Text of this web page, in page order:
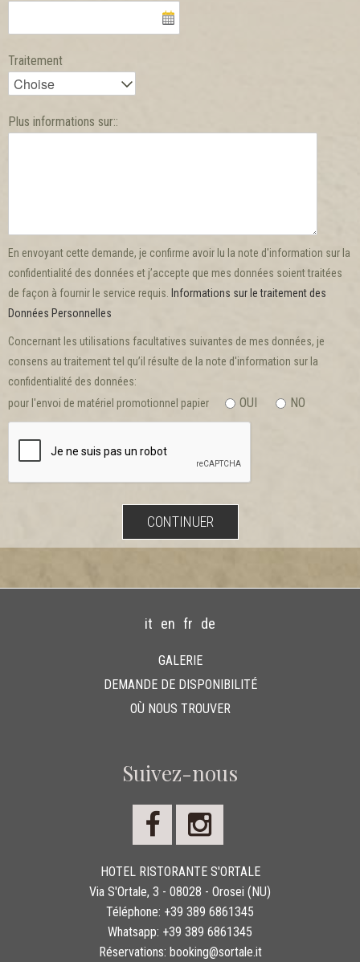
Traitement
Plus informations sur::
En envoyant cette demande, je confirme avoir lu la note d'information sur la
confidentialité des données et j’accepte que mes données soient traitées
de façon à fournir le service requis.
Informations sur le traitement des
Données Personnelles
Concernant les utilisations facultatives suivantes de mes données, je
consens au traitement tel qu’il résulte de la note d'information sur la
confidentialité des données:
pour l'envoi de matériel promotionnel papier
OUI NO
it en fr de
GALERIE
DEMANDE DE DISPONIBILITÉ
OÙ NOUS TROUVER
Suivez-nous
HOTEL RISTORANTE S'ORTALE
Via S'Ortale, 3 - 08028 - Orosei (NU)
Téléphone: +39 389 6861345
Whatsapp: +39 389 6861345
Réservations: booking@sortale.it